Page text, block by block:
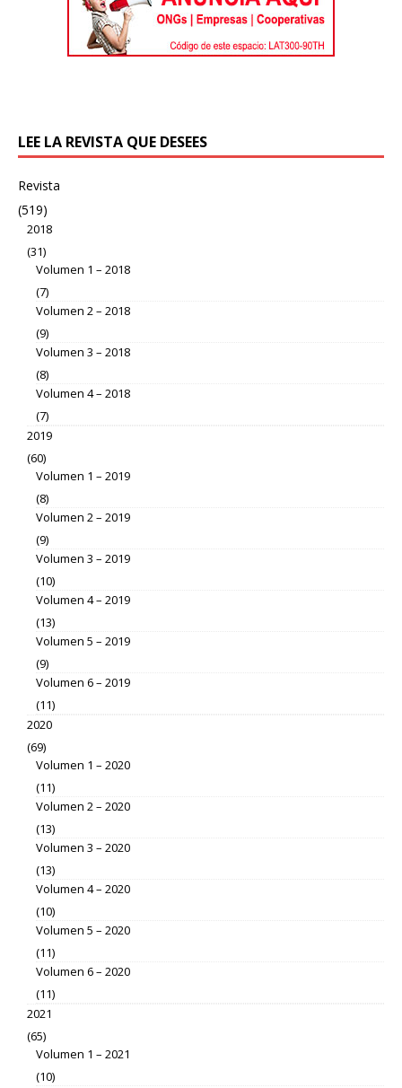
LEE LA REVISTA QUE DESEES
Revista
(519)
2018
(31)
Volumen 1 – 2018
(7)
Volumen 2 – 2018
(9)
Volumen 3 – 2018
(8)
Volumen 4 – 2018
(7)
2019
(60)
Volumen 1 – 2019
(8)
Volumen 2 – 2019
(9)
Volumen 3 – 2019
(10)
Volumen 4 – 2019
(13)
Volumen 5 – 2019
(9)
Volumen 6 – 2019
(11)
2020
(69)
Volumen 1 – 2020
(11)
Volumen 2 – 2020
(13)
Volumen 3 – 2020
(13)
Volumen 4 – 2020
(10)
Volumen 5 – 2020
(11)
Volumen 6 – 2020
(11)
2021
(65)
Volumen 1 – 2021
(10)